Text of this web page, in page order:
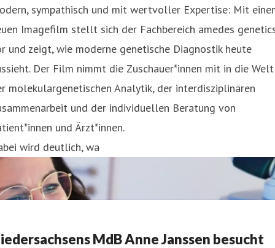
sympathisch und mit wertvoller Expertise: Mit
Imagefilm stellt sich der Fachbereich amedes
und zeigt, wie moderne genetische Diagnostik heute
Der Film nimmt die Zuschauer*innen mit in die Welt
molekulargenetischen Analytik, der interdisziplinären
und der individuellen Beratung von
und Ärzt*innen.
wird deutlich, wa
MdB Anne Janssen besucht